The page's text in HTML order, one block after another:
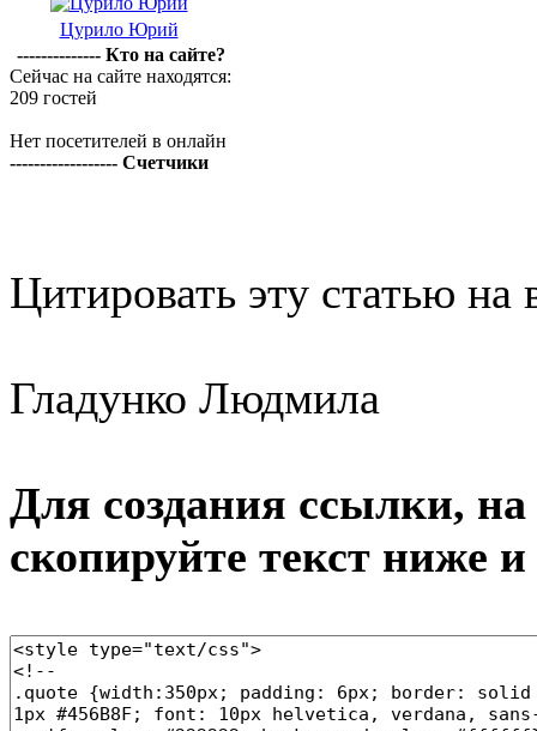
Цурило Юрий
-------------- Кто на сайте?
Сейчас на сайте находятся:
209 гостей
Нет посетителей в онлайн
------------------ Счетчики
Цитировать эту статью на
Гладунко Людмила
Для создания ссылки,
скопируйте текст ниже